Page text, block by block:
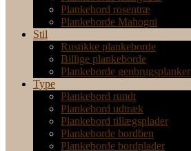
Plankebord rosentræ
Plankeborde Mahogni
Stil
Rustikke plankeborde
Billige plankeborde
Plankeborde genbrugsplanker
Type
Plankebord rundt
Plankebord udtræk
Plankebord tillægsplader
Plankeborde bordben
Plankeborde bordplader